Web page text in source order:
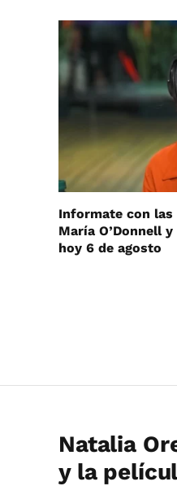
Informate con las
María O’Donnell
hoy 6 de agosto
Natalia
y la